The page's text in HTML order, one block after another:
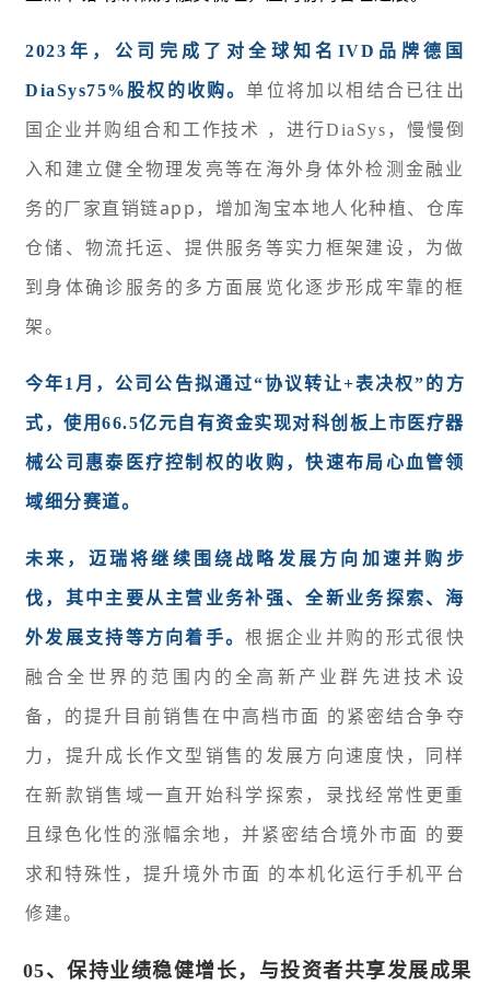
2023年，公司完成了对全球知名IVD品牌德国
DiaSys75%股权的收购。 单位将加以相结合已往出
国企业并购组合和工作技术 ，进行DiaSys，慢慢倒
入和建立健全物理发亮等在海外身体外检测金融业
务的厂家直销链app，增加淘宝本地人化种植、仓库
仓储、物流托运、提供服务等实力框架建设，为做
到身体确诊服务的多方面展览化逐步形成牢靠的框
架。
今年1月，公司公告拟通过“协议转让+表决权”的方
式，使用66.5亿元自有资金实现对科创板上市医疗器
械公司惠泰医疗控制权的收购，快速布局心血管领
域细分赛道。
未来，迈瑞将继续围绕战略发展方向加速并购步
伐，其中主要从主营业务补强、全新业务探索、海
外发展支持等方向着手。根据企业并购的形式很快
融合全世界的范围内的全高新产业群先进技术设
备，的提升目前销售在中高档市面 的紧密结合争夺
力，提升成长作文型销售的发展方向速度快，同样
在新款销售域一直开始科学探索，录找经常性更重
且绿色化性的涨幅余地，并紧密结合境外市面 的要
求和特殊性，提升境外市面 的本机化运行手机平台
修建。
05、 保持业绩稳健增长，与投资者共享发展成果